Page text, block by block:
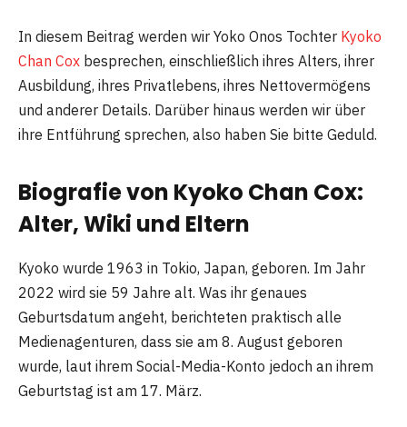
In diesem Beitrag werden wir Yoko Onos Tochter Kyoko
Chan Cox besprechen, einschließlich ihres Alters, ihrer
Ausbildung, ihres Privatlebens, ihres Nettovermögens
und anderer Details. Darüber hinaus werden wir über
ihre Entführung sprechen, also haben Sie bitte Geduld.
Biografie von Kyoko Chan Cox:
Alter, Wiki und Eltern
Kyoko wurde 1963 in Tokio, Japan, geboren. Im Jahr
2022 wird sie 59 Jahre alt. Was ihr genaues
Geburtsdatum angeht, berichteten praktisch alle
Medienagenturen, dass sie am 8. August geboren
wurde, laut ihrem Social-Media-Konto jedoch an ihrem
Geburtstag ist am 17. März.